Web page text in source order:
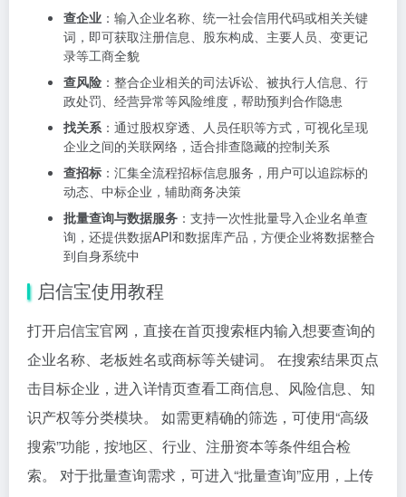
查企业 ：输入企业名称、统一社会信用代码或相关关键
词，即可获取注册信息、股东构成、主要人员、变更记
录等工商全貌
查风险 ：整合企业相关的司法诉讼、被执行人信息、行
政处罚、经营异常等风险维度，帮助预判合作隐患
找关系：通过股权穿透、人员任职等方式，可视化呈现
企业之间的关联网络，适合排查隐藏的控制关系
查招标 ：汇集全流程招标信息服务，用户可以追踪标的
动态、中标企业，辅助商务决策
批量查询与数据服务 ：支持一次性批量导入企业名单查
询，还提供数据API和数据库产品，方便企业将数据整合
到自身系统中
启信宝使用教程
打开启信宝官网，直接在首页搜索框内输入想要查询的
企业名称、老板姓名或商标等关键词。 在搜索结果页点
击目标企业，进入详情页查看工商信息、风险信息、知
识产权等分类模块。 如需更精确的筛选，可使用“高级
搜索”功能，按地区、行业、注册资本等条件组合检
索。 对于批量查询需求，可进入“批量查询”应用，上传